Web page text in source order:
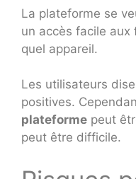
La plateforme se
un accès facile aux
quel appareil.
Les utilisateurs
positives.
plateforme peut
peut être difficile.